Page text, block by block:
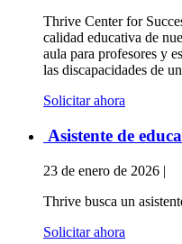
Thrive Center for
calidad educativa de
aula para profesores y
las discapacidades de
Solicitar ahora
Asistente de
23 de enero de 2026 |
Thrive busca un
Solicitar ahora